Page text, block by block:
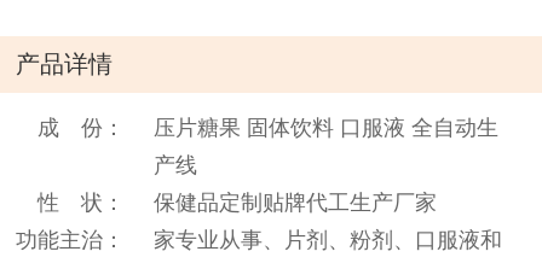
产品详情
成 份：
压片糖果 固体饮料 口服液 全自动生
产线
性 状：
保健品定制贴牌代工生产厂家
功能主治：
家专业从事、片剂、粉剂、口服液和